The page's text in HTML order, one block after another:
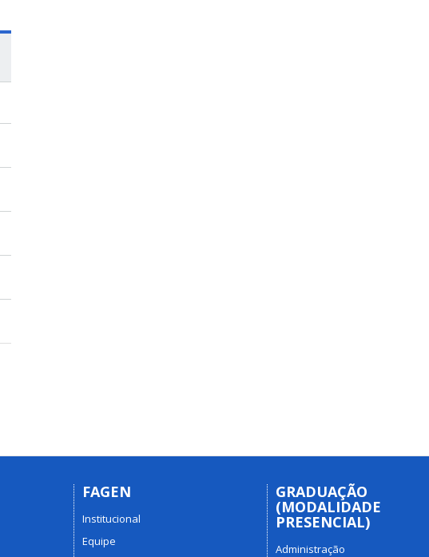
FAGEN
Institucional
Equipe
GRADUAÇÃO
(MODALIDADE
PRESENCIAL)
Administração